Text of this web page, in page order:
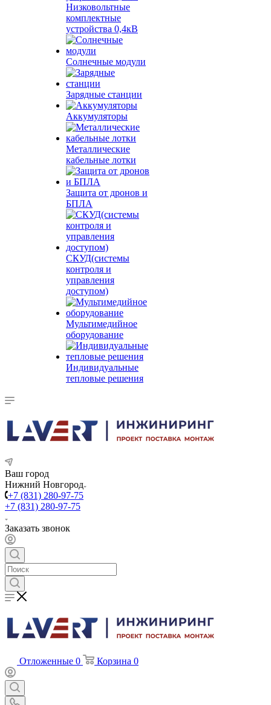
Низковольтные
комплектные
устройства 0,4кВ
Солнечные модули
Зарядные станции
Аккумуляторы
Металлические
кабельные лотки
Защита от дронов и
БПЛА
СКУД(системы
контроля и
управления
доступом)
Мультимедийное
оборудование
Индивидуальные
тепловые решения
Ваш город
Нижний Новгород
+7 (831) 280-97-75
+7 (831) 280-97-75
Заказать звонок
Отложенные 0 Корзина 0